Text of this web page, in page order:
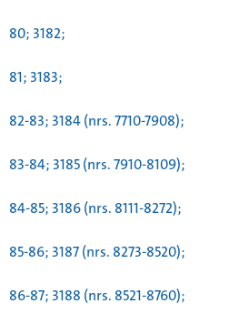
80; 3182;
81; 3183;
82-83; 3184 (nrs. 7710-7908);
83-84; 3185 (nrs. 7910-8109);
84-85; 3186 (nrs. 8111-8272);
85-86; 3187 (nrs. 8273-8520);
86-87; 3188 (nrs. 8521-8760);